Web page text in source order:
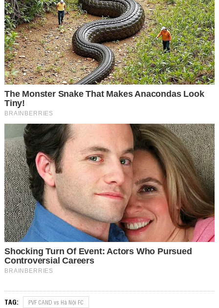
TAG: PVF CAND vs Hà Nội FC